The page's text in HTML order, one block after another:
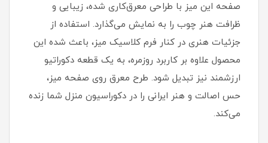
صفحه این میز با طراحی معرق‌کاری شده، زیبایی و
ظرافت هنر چوب را به نمایش می‌گذارد. استفاده از
جزئیات هنری در کنار فرم کلاسیک میز، باعث شده این
محصول علاوه بر کاربرد روزمره، به یک قطعه دکوراتیو
ارزشمند نیز تبدیل شود. طرح معرق روی صفحه میز،
حس اصالت و هنر ایرانی را در دکوراسیون منزل شما زنده
می‌کند.